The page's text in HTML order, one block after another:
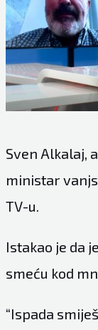
Sven Alkalaj,
ministar
TV-u.
Istakao je da
smeću kod
“Ispada